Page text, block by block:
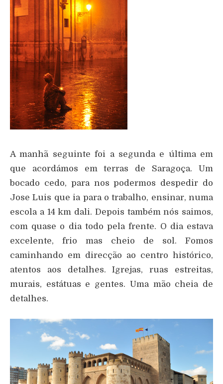
A manhã seguinte foi a segunda e última em
que acordámos em terras de Saragoça. Um
bocado cedo, para nos podermos despedir do
Jose Luis que ia para o trabalho, ensinar, numa
escola a 14 km dali. Depois também nós saimos,
com quase o dia todo pela frente. O dia estava
excelente, frio mas cheio de sol. Fomos
caminhando em direcção ao centro histórico,
atentos aos detalhes. Igrejas, ruas estreitas,
murais, estátuas e gentes. Uma mão cheia de
detalhes.